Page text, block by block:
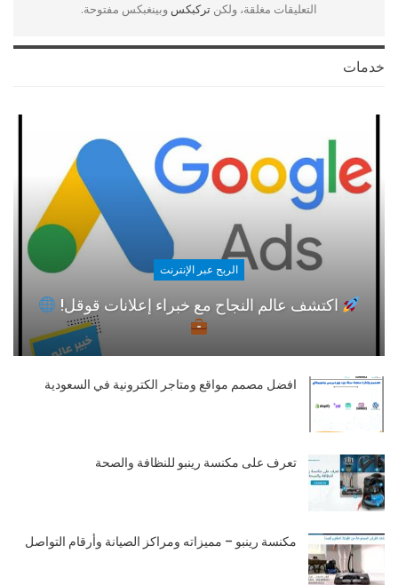
التعليقات مغلقة، ولكن تركبكس وبينغبكس مفتوحة.
خدمات
الربح عبر الإنترنت
اكتشف عالم النجاح مع خبراء إعلانات قوقل!
افضل مصمم مواقع ومتاجر الكترونية في السعودية
تعرف على مكنسة رينبو للنظافة والصحة
مكنسة رينبو – مميزاته ومراكز الصيانة وأرقام التواصل